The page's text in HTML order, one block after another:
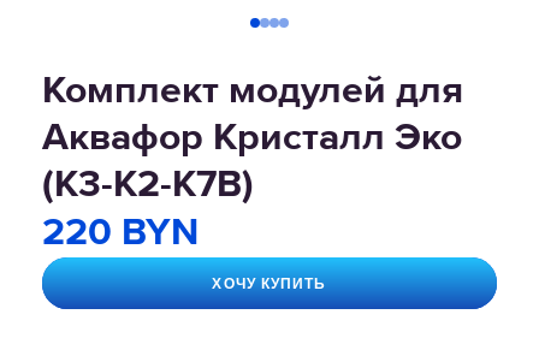
Комплект модулей для
Аквафор Кристалл Эко
(К3-К2-К7В)
220 BYN
ХОЧУ КУПИТЬ